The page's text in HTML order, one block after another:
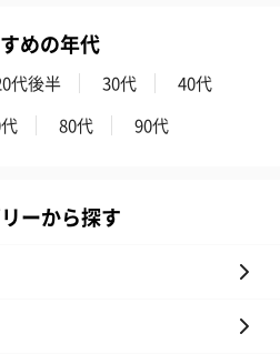
（981円）
めの年代
代後半 30代
40代
80代 90代
ーから探す